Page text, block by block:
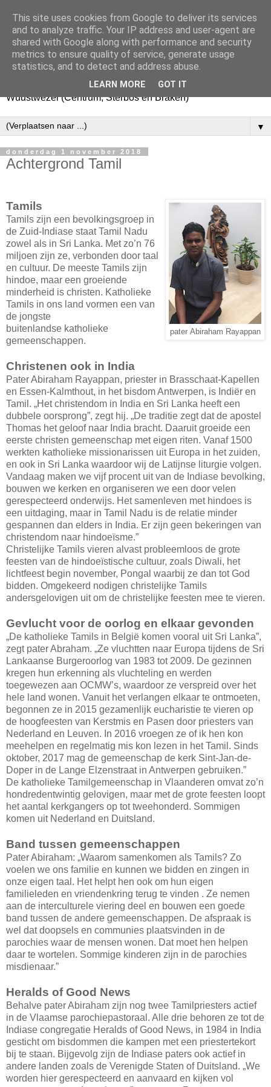
Pastorale Eenheid Onze-
Lieve-Vrouw
De Pastorale Eenheid van Essen, Kalmthout en
Wuustwezel (Centrum, Sterbos en Braken)
▼
donderdag 1 november 2018
Achtergrond Tamil
pater Abiraham Rayappan
Tamils
Tamils zijn een bevolkingsgroep in
de Zuid-Indiase staat Tamil Nadu
zowel als in Sri Lanka. Met zo’n 76
miljoen zijn ze, verbonden door taal
en cultuur. De meeste Tamils zijn
hindoe, maar een groeiende
minderheid is christen. Katholieke
Tamils in ons land vormen een van
de jongste
buitenlandse katholieke
gemeenschappen.
Christenen ook in India
Pater Abiraham Rayappan, priester in Brasschaat-Kapellen
en Essen-Kalmthout, in het bisdom Antwerpen, is Indiër en
Tamil. „Het christendom in India en Sri Lanka heeft een
dubbele oorsprong”, zegt hij. „De traditie zegt dat de apostel
Thomas het geloof naar India bracht. Daaruit groeide een
eerste christen gemeenschap met eigen riten. Vanaf 1500
werkten katholieke missionarissen uit Europa in het zuiden,
en ook in Sri Lanka waardoor wij de Latijnse liturgie volgen.
Vandaag maken we vijf procent uit van de Indiase bevolking,
bouwen we kerken en organiseren we een door velen
gerespecteerd onderwijs. Het samenleven met hindoes is
een uitdaging, maar in Tamil Nadu is de relatie minder
gespannen dan elders in India. Er zijn geen bekeringen van
christendom naar hindoeïsme.”
Christelijke Tamils vieren alvast probleemloos de grote
feesten van de hindoeïstische cultuur, zoals Diwali, het
lichtfeest begin november, Pongal waarbij ze dan tot God
bidden. Omgekeerd nodigen christelijke Tamils
andersgelovigen uit om de christelijke feesten mee te vieren.
Gevlucht voor de oorlog en elkaar gevonden
„De katholieke Tamils in België komen vooral uit Sri Lanka”,
zegt pater Abraham. „Ze vluchtten naar Europa tijdens de Sri
Lankaanse Burgeroorlog van 1983 tot 2009. De gezinnen
kregen hun erkenning als vluchteling en werden
toegewezen aan OCMW’s, waardoor ze verspreid over het
hele land wonen. Vanuit het verlangen elkaar te ontmoeten,
begonnen ze in 2015 gezamenlijk eucharistie te vieren op
de hoogfeesten van Kerstmis en Pasen door priesters van
Nederland en Leuven. In 2016 vroegen ze of ik hen kon
meehelpen en regelmatig mis kon lezen in het Tamil. Sinds
oktober, 2017 mag de gemeenschap de kerk Sint-Jan-de-
Doper in de Lange Elzenstraat in Antwerpen gebruiken.”
De katholieke Tamilgemeenschap in Vlaanderen omvat zo’n
hondredentwintig gelovigen, maar met de grote feesten loopt
het aantal kerkgangers op tot tweehonderd. Sommigen
komen uit Nederland en Duitsland.
Band tussen gemeenschappen
Pater Abiraham: „Waarom samenkomen als Tamils? Zo
voelen we ons familie en kunnen we bidden en zingen in
onze eigen taal. Het helpt hen ook om hun eigen
familieleden en vriendenkring terug te vinden . Ze nemen
aan de interculturele viering deel en bouwen een goede
band tussen de andere gemeenschappen. De afspraak is
wel dat doopsels en communies plaatsvinden in de
parochies waar de mensen wonen. Dat moet hen helpen
daar te wortelen. Sommige kinderen zijn in de parochies
misdienaar.”
Heralds of Good News
Behalve pater Abiraham zijn nog twee Tamilpriesters actief
in de Vlaamse parochiepastoraal. Alle drie behoren ze tot de
Indiase congregatie Heralds of Good News, in 1984 in India
gesticht om bisdommen die kampen met een priestertekort
bij te staan. Bijgevolg zijn de Indiase paters ook actief in
andere landen zoals de Verenigde Staten of Duitsland. „We
worden hier gerespecteerd en aanvaard en kijken vol
This site uses cookies from Google to deliver its services
and to analyze traffic. Your IP address and user-agent are
shared with Google along with performance and security
metrics to ensure quality of service, generate usage
statistics, and to detect and address abuse.
LEARN MORE GOT IT